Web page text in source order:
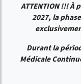
ATTENTION !!!À
2027, la
Durant la
Médicale